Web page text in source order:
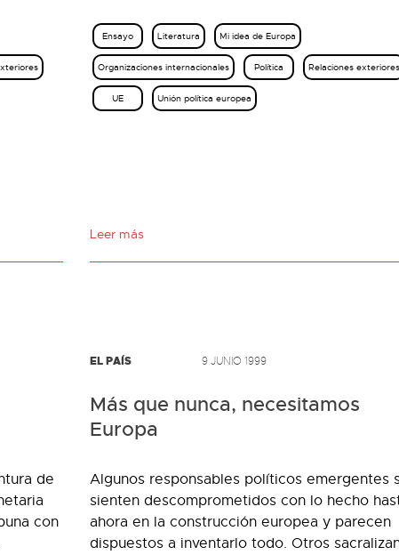
Ensayo Literatura Mi idea de Europa
Organizaciones internacionales Política Relaciones exteriores
UE Unión política europea
Leer más
de
con
EL PAÍS 9 JUNIO 1999
Más que nunca, necesitamos
Europa
Algunos responsables políticos emergentes
sienten descomprometidos con lo hecho
ahora en la construcción europea y parecen
dispuestos a inventarlo todo. Otros